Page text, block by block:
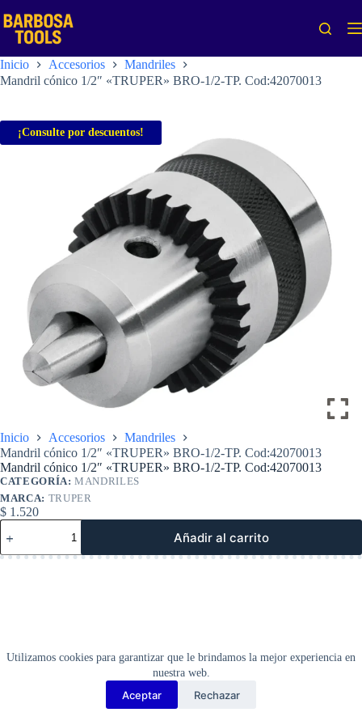
al
contenido
Utilizamos cookies para garantizar que le brindamos la mejor experiencia en
nuestra web.
Aceptar Rechazar
Inicio Accesorios
Mandriles
Mandril cónico 1/2″ «TRUPER» BRO-1/2-TP. Cod:42070013
¡Consulte por descuentos!
Inicio Accesorios
Mandriles
Mandril cónico 1/2″ «TRUPER» BRO-1/2-TP. Cod:42070013
Mandril cónico 1/2″ «TRUPER» BRO-1/2-TP. Cod:42070013
CATEGORÍA:MANDRILES
MARCA: TRUPER
$ 1.520
Mandril
cónico
1/2″
Añadir al carrito
Copyright Barbosa Tools©